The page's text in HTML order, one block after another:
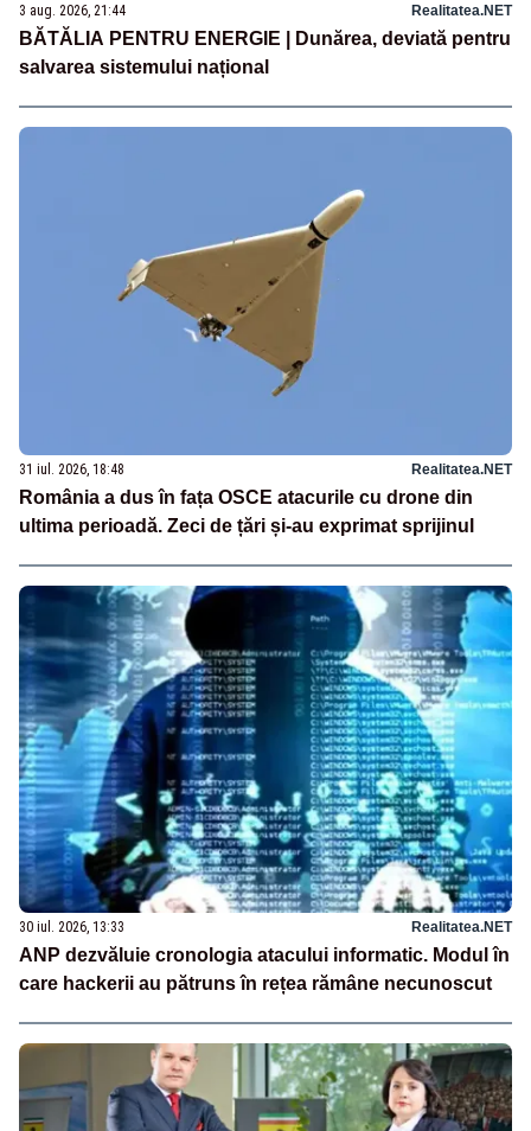
3 aug. 2026, 21:44 Realitatea.NET
BĂTĂLIA PENTRU ENERGIE | Dunărea, deviată pentru
salvarea sistemului național
31 iul. 2026, 18:48 Realitatea.NET
România a dus în fața OSCE atacurile cu drone din
ultima perioadă. Zeci de țări și-au exprimat sprijinul
30 iul. 2026, 13:33 Realitatea.NET
ANP dezvăluie cronologia atacului informatic. Modul în
care hackerii au pătruns în rețea rămâne necunoscut